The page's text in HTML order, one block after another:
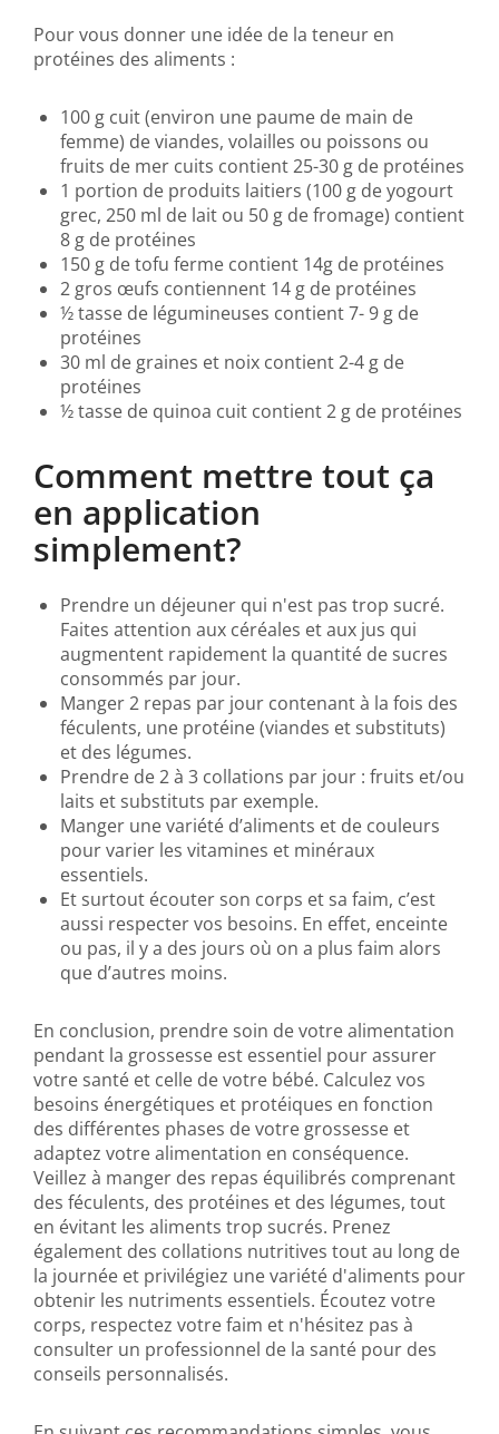
Pour vous donner une idée de la teneur en
protéines des aliments :
100 g cuit (environ une paume de main de
femme) de viandes, volailles ou poissons ou
fruits de mer cuits contient 25-30 g de protéines
1 portion de produits laitiers (100 g de yogourt
grec, 250 ml de lait ou 50 g de fromage) contient
8 g de protéines
150 g de tofu ferme contient 14g de protéines
2 gros œufs contiennent 14 g de protéines
½ tasse de légumineuses contient 7- 9 g de
protéines
30 ml de graines et noix contient 2-4 g de
protéines
½ tasse de quinoa cuit contient 2 g de protéines
Comment mettre tout ça
en application
simplement?
Prendre un déjeuner qui n'est pas trop sucré.
Faites attention aux céréales et aux jus qui
augmentent rapidement la quantité de sucres
consommés par jour.
Manger 2 repas par jour contenant à la fois des
féculents, une protéine (viandes et substituts)
et des légumes.
Prendre de 2 à 3 collations par jour : fruits et/ou
laits et substituts par exemple.
Manger une variété d’aliments et de couleurs
pour varier les vitamines et minéraux
essentiels.
Et surtout écouter son corps et sa faim, c’est
aussi respecter vos besoins. En effet, enceinte
ou pas, il y a des jours où on a plus faim alors
que d’autres moins.
En conclusion, prendre soin de votre alimentation
pendant la grossesse est essentiel pour assurer
votre santé et celle de votre bébé. Calculez vos
besoins énergétiques et protéiques en fonction
des différentes phases de votre grossesse et
adaptez votre alimentation en conséquence.
Veillez à manger des repas équilibrés comprenant
des féculents, des protéines et des légumes, tout
en évitant les aliments trop sucrés. Prenez
également des collations nutritives tout au long de
la journée et privilégiez une variété d'aliments pour
obtenir les nutriments essentiels. Écoutez votre
corps, respectez votre faim et n'hésitez pas à
consulter un professionnel de la santé pour des
conseils personnalisés.